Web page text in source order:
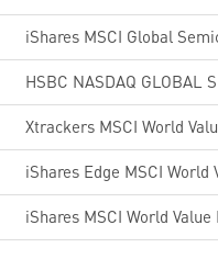
Xtrackers MSCI World